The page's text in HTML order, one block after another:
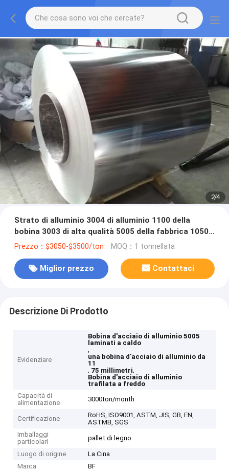
2/4
Strato di alluminio 3004 di alluminio 1100 della
bobina 3003 di alta qualità 5005 della fabbrica 1050
1060
Prezzo：$3050-$3500/ton MOQ：1 tonnellata
Miglior prezzo Contattaci
Descrizione Di Prodotto
Evidenziare
Bobina d'acciaio di alluminio 5005
laminati a caldo
,
una bobina d'acciaio di alluminio da
11
, 75 millimetri,
Bobina d'acciaio di alluminio
trafilata a freddo
Capacità di
alimentazione
3000ton/month
Certificazione
RoHS, ISO9001, ASTM, JIS, GB, EN,
ASTMB, SGS
Imballaggi
particolari
pallet di legno
Luogo di origine
La Cina
Marca
BF